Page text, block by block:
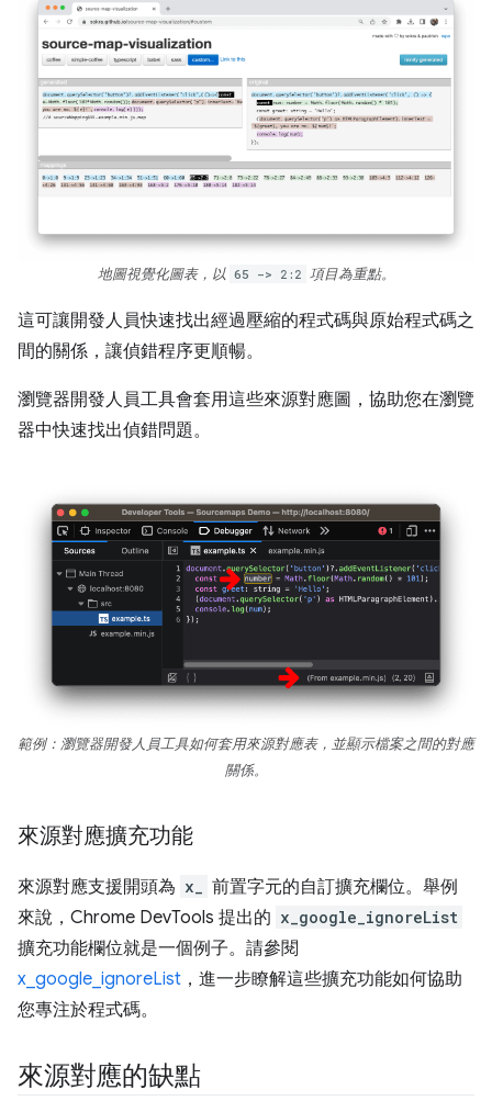
地圖視覺化圖表，以 65 -> 2:2 項目為重點。
這可讓開發人員快速找出經過壓縮的程式碼與原始程式碼之
間的關係，讓偵錯程序更順暢。
瀏覽器開發人員工具會套用這些來源對應圖，協助您在瀏覽
器中快速找出偵錯問題。
範例：瀏覽器開發人員工具如何套用來源對應表，並顯示檔案之間的對應
關係。
來源對應擴充功能
來源對應支援開頭為 x_
前置字元的自訂擴充欄位。舉例
來說，Chrome DevTools 提出的 x_google_ignoreList
擴充功能欄位就是一個例子。請參閱
x_google_ignoreList ，進一步瞭解這些擴充功能如何協助
您專注於程式碼。
來源對應的缺點